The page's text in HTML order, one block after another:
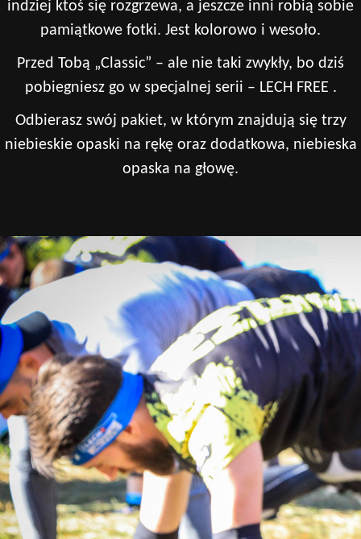
indziej ktoś się rozgrzewa, a jeszcze inni robią sobie
pamiątkowe fotki. Jest kolorowo i wesoło.
Przed Tobą „Classic” – ale nie taki zwykły, bo dziś
pobiegniesz go w specjalnej serii – LECH FREE .
Odbierasz swój pakiet, w którym znajdują się trzy
niebieskie opaski na rękę oraz dodatkowa, niebieska
opaska na głowę.